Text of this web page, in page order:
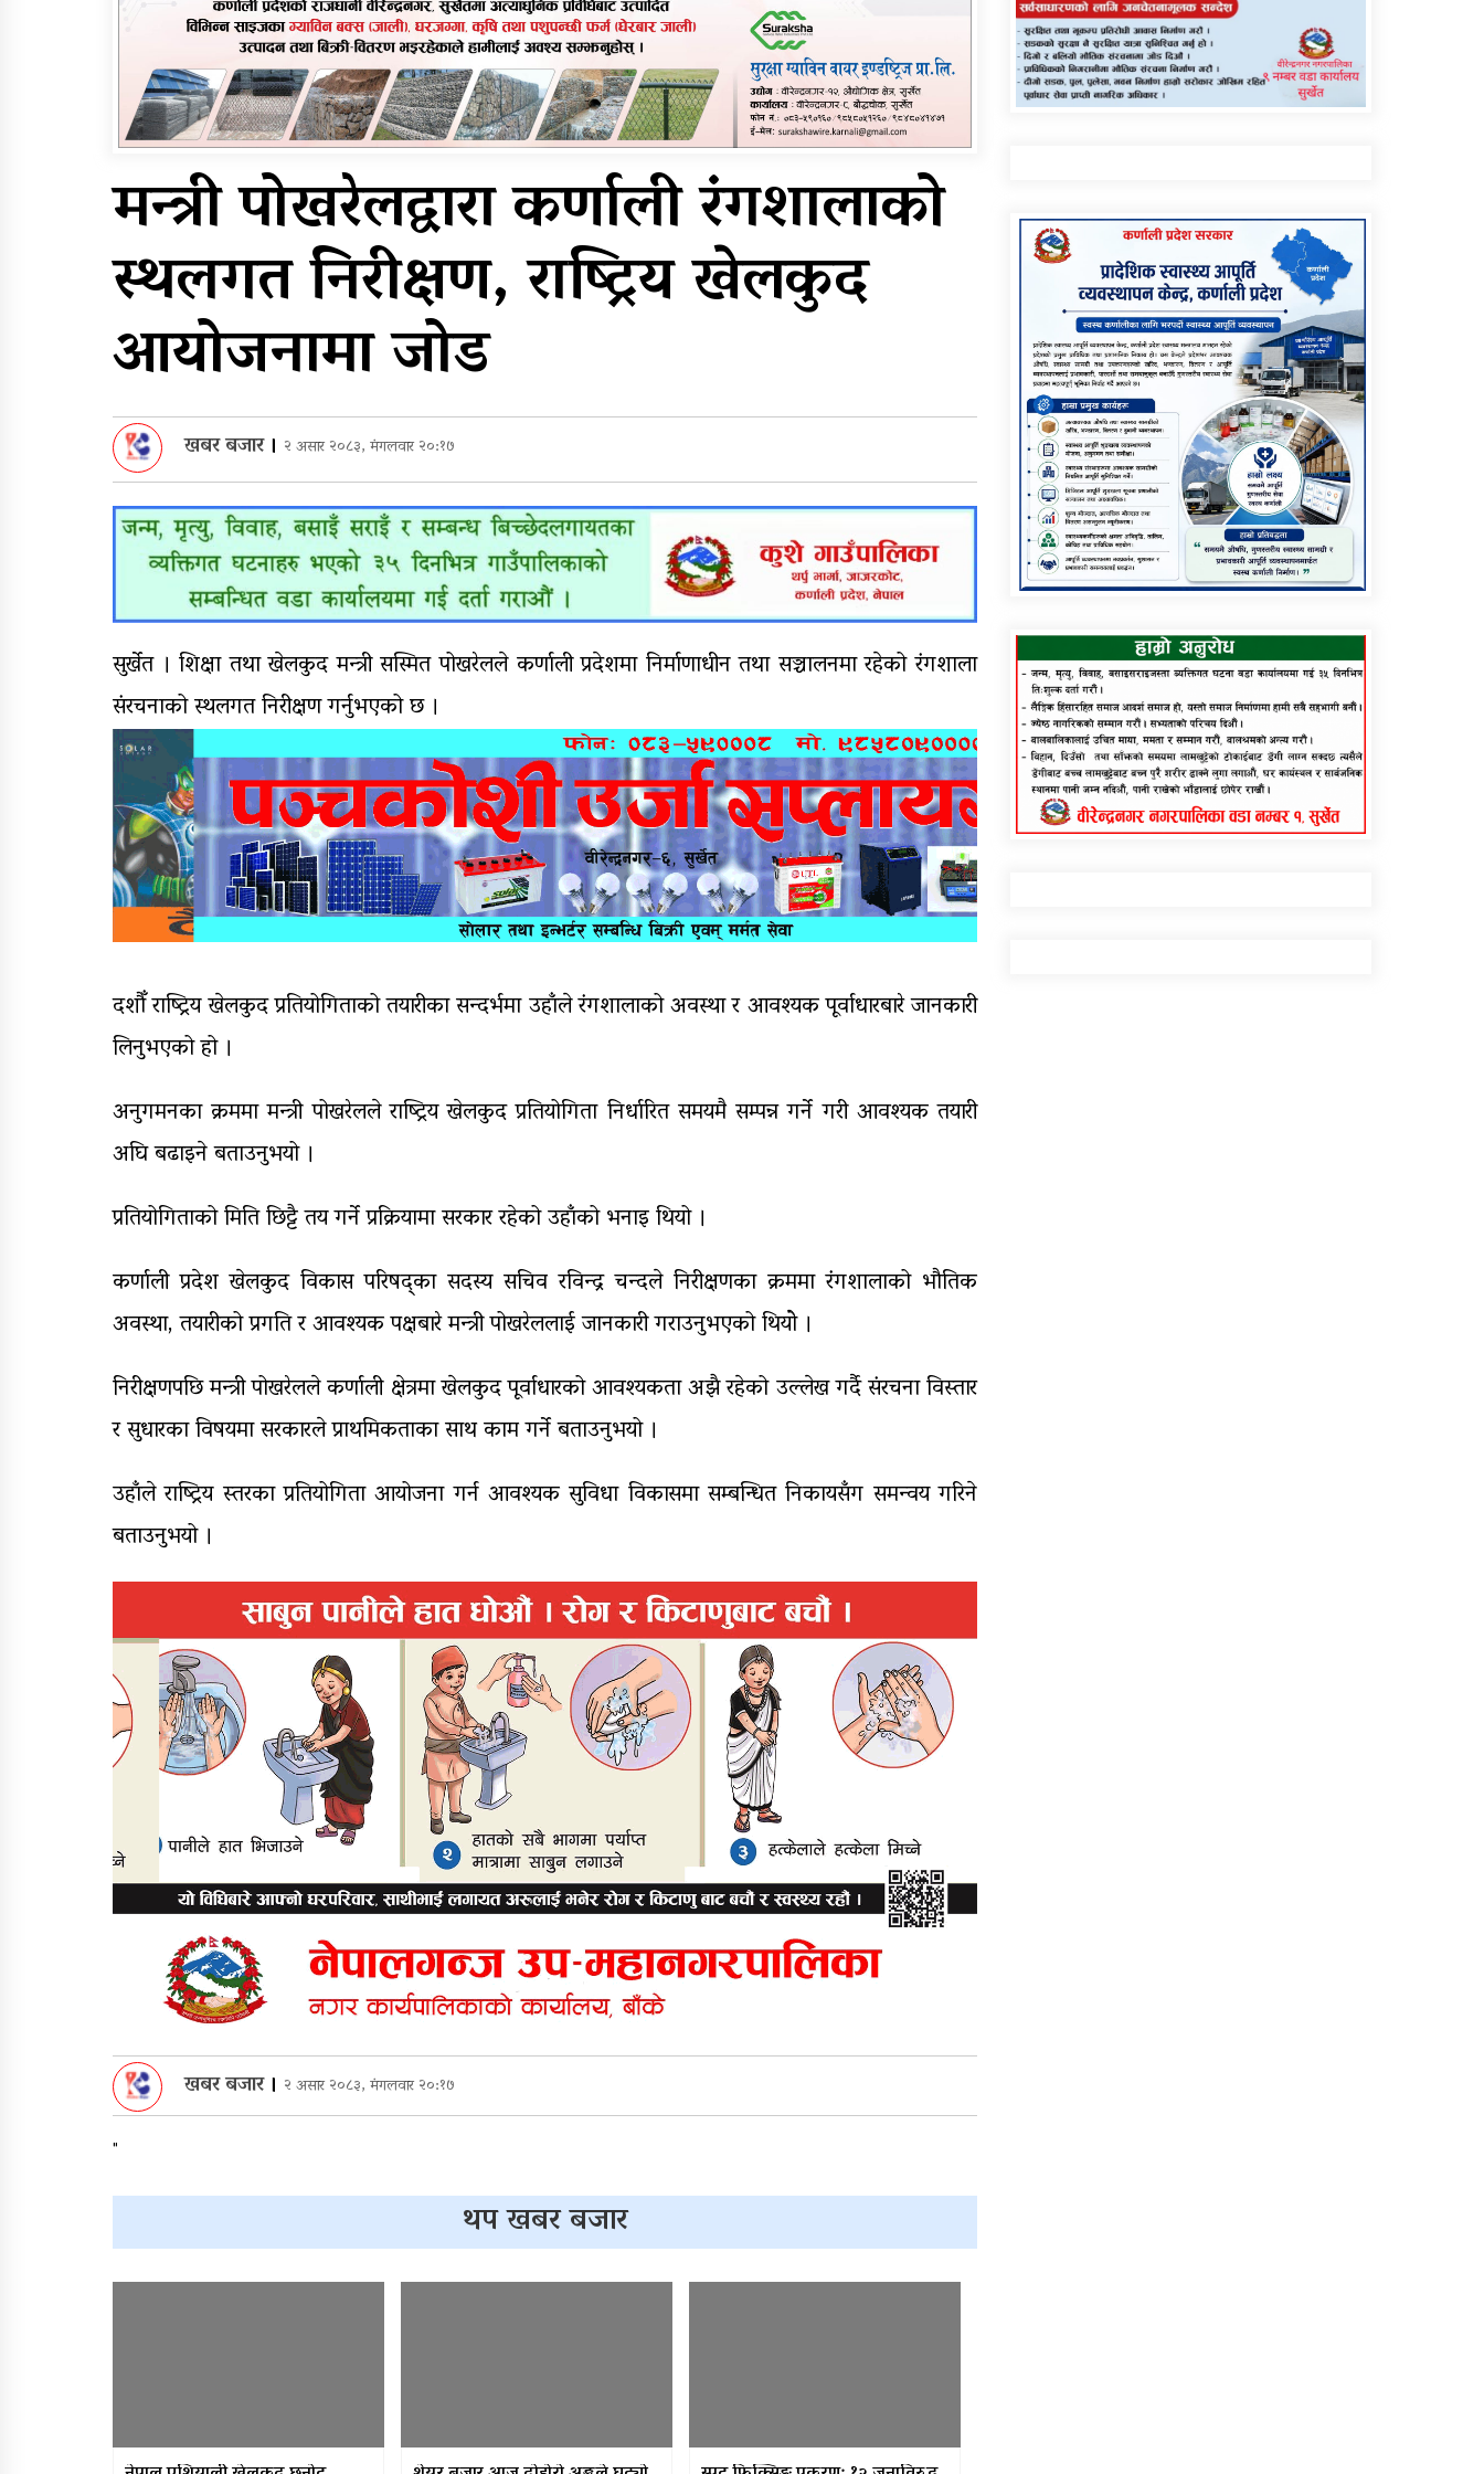
प्रतिनिधि नआउने
शुल्कदर यस्तो छ…
पुन: एमाले-नेकपा सहकार्यमा,
प्रदेशको भागबण्डा यस्तो छ…
आठ लाख २१ हजार घुससहित
सिँचाइ डिभिजन सर्लाहीका
प्रमुख र अधिकृत पक्राउ
घरमाथि पहिरो खस्दा ३ वर्षीय
बालकको मृत्यु, दुई घाइते
मन्त्री पोखरेलद्वारा कर्णाली रंगशालाको
स्थलगत निरीक्षण, राष्ट्रिय खेलकुद
आयोजनामा जोड
खबर बजार। २ असार २०८३, मंगलवार २०:१७
सुर्खेत । शिक्षा तथा खेलकुद मन्त्री सस्मित पोखरेलले कर्णाली प्रदेशमा निर्माणाधीन तथा सञ्चालनमा रहेको रंगशाला
संरचनाको स्थलगत निरीक्षण गर्नुभएको छ ।
दशौँ राष्ट्रिय खेलकुद प्रतियोगिताको तयारीका सन्दर्भमा उहाँले रंगशालाको अवस्था र आवश्यक पूर्वाधारबारे जानकारी
लिनुभएको हो ।
अनुगमनका क्रममा मन्त्री पोखरेलले राष्ट्रिय खेलकुद प्रतियोगिता निर्धारित समयमै सम्पन्न गर्ने गरी आवश्यक तयारी
अघि बढाइने बताउनुभयो ।
प्रतियोगिताको मिति छिट्टै तय गर्ने प्रक्रियामा सरकार रहेको उहाँको भनाइ थियो ।
कर्णाली प्रदेश खेलकुद विकास परिषद्का सदस्य सचिव रविन्द्र चन्दले निरीक्षणका क्रममा रंगशालाको भौतिक
अवस्था, तयारीको प्रगति र आवश्यक पक्षबारे मन्त्री पोखरेललाई जानकारी गराउनुभएको थियोे ।
निरीक्षणपछि मन्त्री पोखरेलले कर्णाली क्षेत्रमा खेलकुद पूर्वाधारको आवश्यकता अझै रहेको उल्लेख गर्दै संरचना विस्तार
र सुधारका विषयमा सरकारले प्राथमिकताका साथ काम गर्ने बताउनुभयो ।
उहाँले राष्ट्रिय स्तरका प्रतियोगिता आयोजना गर्न आवश्यक सुविधा विकासमा सम्बन्धित निकायसँग समन्वय गरिने
बताउनुभयो ।
खबर बजार। २ असार २०८३, मंगलवार २०:१७
"
थप खबर बजार